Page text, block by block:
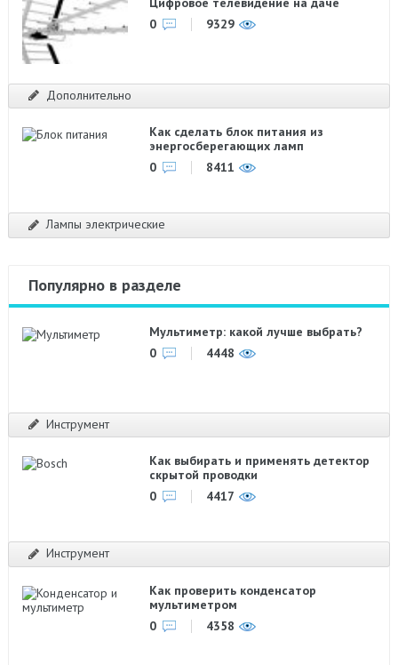
0
9329
Дополнительно
Как сделать блок питания из
энергосберегающих ламп
0
8411
Лампы электрические
Популярно в разделе
Мультиметр: какой лучше выбрать?
0
4448
Инструмент
Как выбирать и применять детектор
скрытой проводки
0
4417
Инструмент
Как проверить конденсатор
мультиметром
0
4358